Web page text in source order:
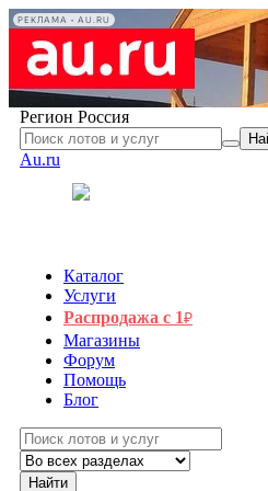
РЕКЛАМА • AU.RU
Регион Россия
Au.ru
Каталог
Услуги
Распродажа с 1₽
Магазины
Форум
Помощь
Блог
Найти